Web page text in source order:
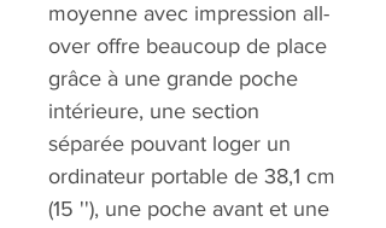
moyenne avec impression all-
over offre beaucoup de place
grâce à une grande poche
intérieure, une section
séparée pouvant loger un
ordinateur portable de 38,1 cm
(15 ''), une poche avant et une